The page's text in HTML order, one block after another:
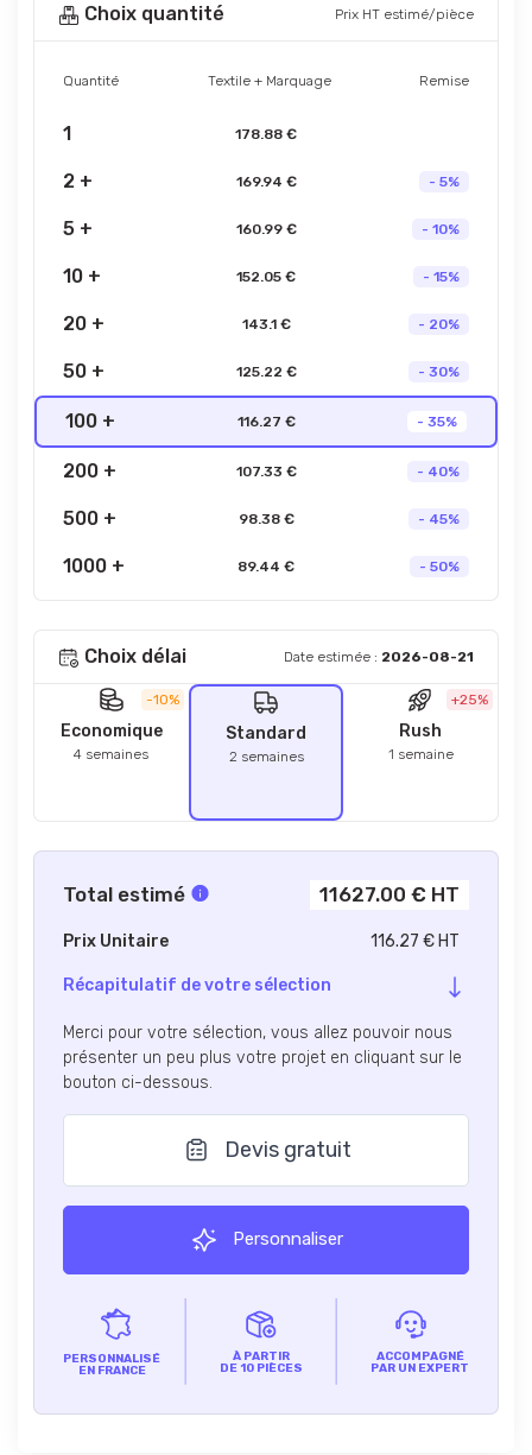
Choix quantité Prix HT estimé/pièce
Quantité Textile + Marquage Remise
1 178.88 €
2 + 169.94 € - 5%
5 + 160.99 € - 10%
10 + 152.05 € - 15%
20 + 143.1 € - 20%
50 + 125.22 € - 30%
100 + 116.27 € - 35%
200 + 107.33 € - 40%
500 + 98.38 € - 45%
1000 + 89.44 € - 50%
Choix délai Date estimée : 2026-08-21
-10%
Economique
4 semaines
Standard
2 semaines
+25%
Rush
1 semaine
Total estimé 11627.00 € HT
Prix Unitaire 116.27 € HT
Récapitulatif de votre sélection
Merci pour votre sélection, vous allez pouvoir nous
présenter un peu plus votre projet en cliquant sur le
bouton ci-dessous.
Devis gratuit
Personnaliser
PERSONNALISÉ
EN FRANCE
À PARTIR
DE 10 PIÈCES
ACCOMPAGNÉ
PAR UN EXPERT